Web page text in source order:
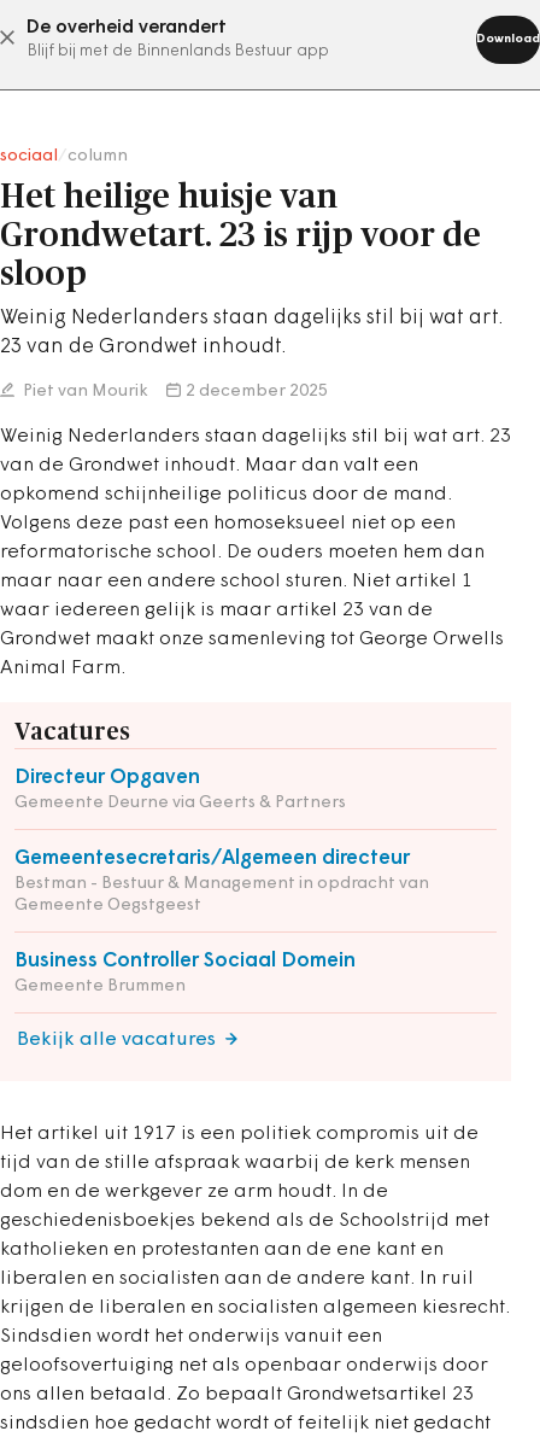
De overheid verandert
Blijf bij met de Binnenlands Bestuur app
Download
abonneer nu
sociaal column
Het heilige huisje van
Grondwetart. 23 is rijp voor de
sloop
Weinig Nederlanders staan dagelijks stil bij wat art.
23 van de Grondwet inhoudt.
Piet van Mourik 2 december 2025
Weinig Nederlanders staan dagelijks stil bij wat art. 23
van de Grondwet inhoudt. Maar dan valt een
opkomend schijnheilige politicus door de mand.
Volgens deze past een homoseksueel niet op een
reformatorische school. De ouders moeten hem dan
maar naar een andere school sturen. Niet artikel 1
waar iedereen gelijk is maar artikel 23 van de
Grondwet maakt onze samenleving tot George Orwells
Animal Farm.
Vacatures
Directeur Opgaven
Gemeente Deurne via Geerts & Partners
Gemeentesecretaris/Algemeen directeur
Bestman - Bestuur & Management in opdracht van
Gemeente Oegstgeest
Business Controller Sociaal Domein
Gemeente Brummen
Bekijk alle vacatures
Het artikel uit 1917 is een politiek compromis uit de
tijd van de stille afspraak waarbij de kerk mensen
dom en de werkgever ze arm houdt. In de
geschiedenisboekjes bekend als de Schoolstrijd met
katholieken en protestanten aan de ene kant en
liberalen en socialisten aan de andere kant. In ruil
krijgen de liberalen en socialisten algemeen kiesrecht.
Sindsdien wordt het onderwijs vanuit een
geloofsovertuiging net als openbaar onderwijs door
ons allen betaald. Zo bepaalt Grondwetsartikel 23
sindsdien hoe gedacht wordt of feitelijk niet gedacht